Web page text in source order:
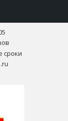
сроки